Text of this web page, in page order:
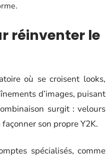
réinventer le
où se croisent looks,
d’images, puisant
surgit : velours
son propre Y2K.
spécialisés, comme